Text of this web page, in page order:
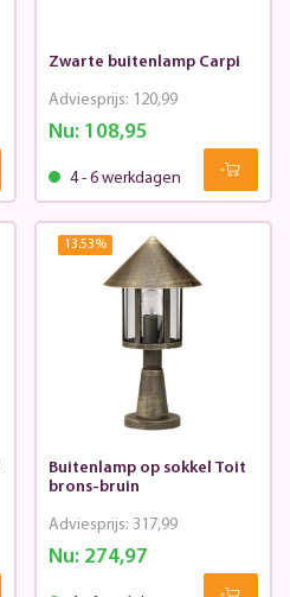
Zwarte buitenlamp Carpi
Nu: 108,95
Adviesprijs: 120,99
4 - 6 werkdagen
13.53%
Buitenlamp op sokkel Toit
brons-bruin
Nu: 274,97
Adviesprijs: 317,99